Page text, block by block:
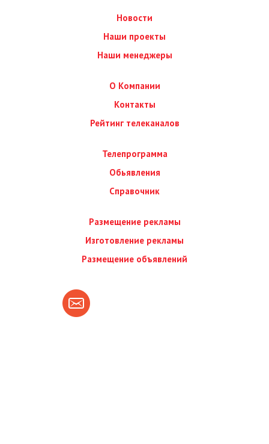
Новости
Наши проекты
Наши менеджеры
О Компании
Контакты
Рейтинг телеканалов
Телепрограмма
Обьявления
Справочник
Размещение рекламы
Изготовление рекламы
Размещение объявлений